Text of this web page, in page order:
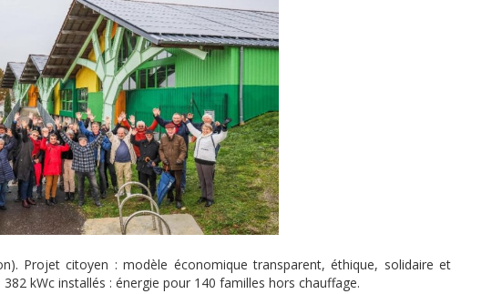
Projet citoyen : modèle économique transparent, éthique, solidaire et
kWc installés : énergie pour 140 familles hors chauffage.